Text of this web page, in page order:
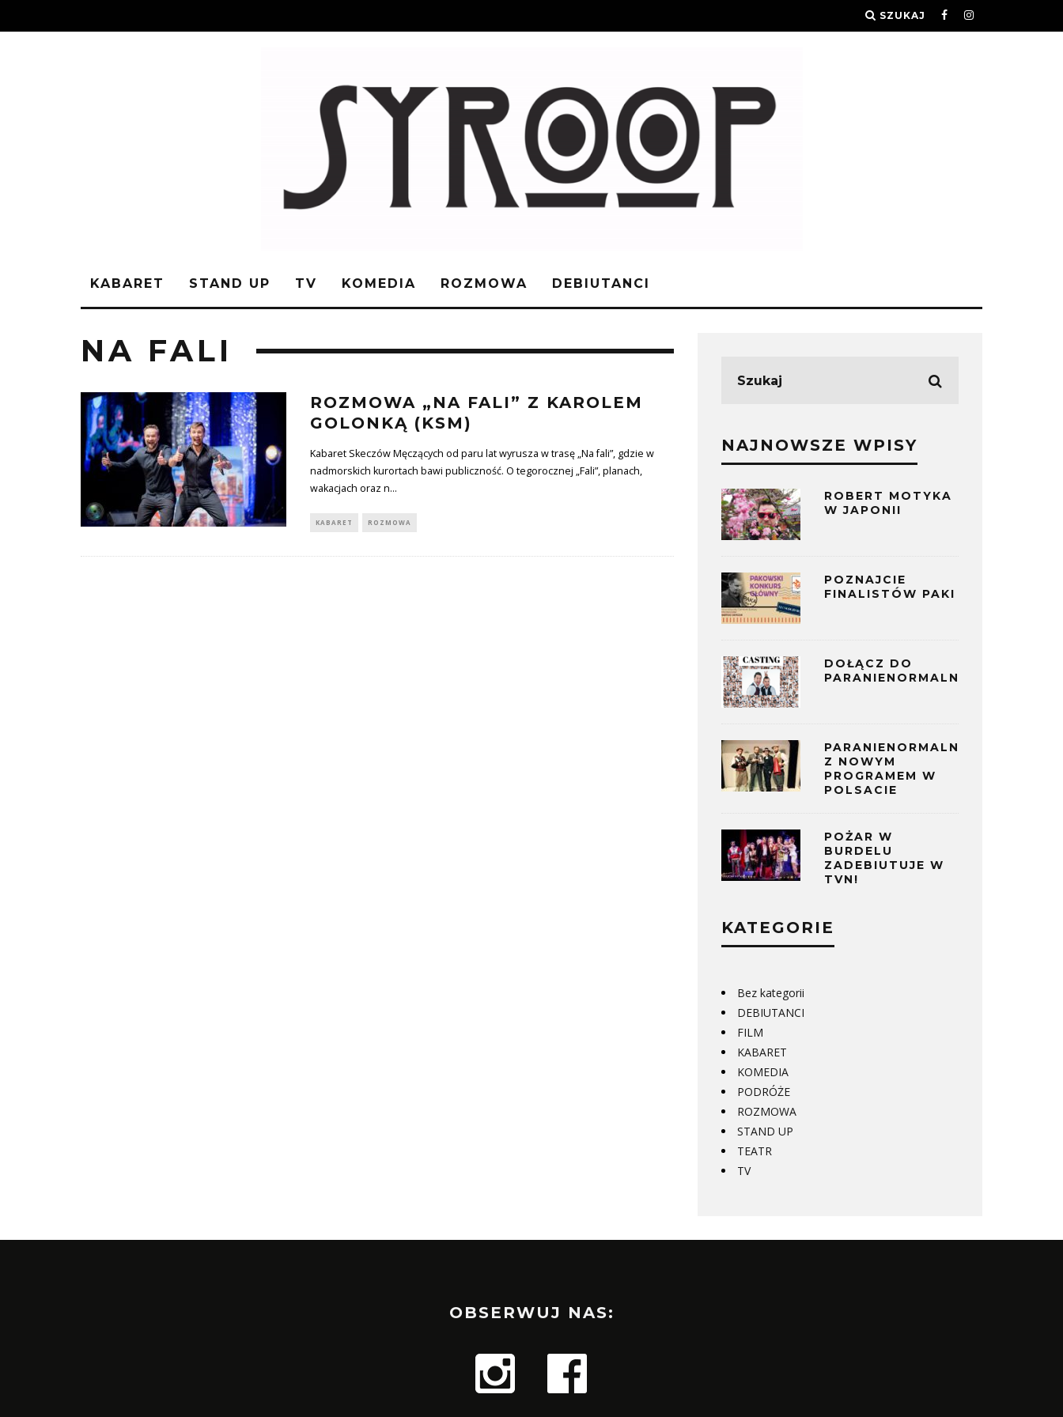
SZUKAJ
KABARET STAND UP TV KOMEDIA ROZMOWA DEBIUTANCI
NA FALI
ROZMOWA „NA FALI” Z KAROLEM
GOLONKĄ (KSM)
Kabaret Skeczów Męczących od paru lat wyrusza w trasę „Na fali”, gdzie w
nadmorskich kurortach bawi publiczność. O tegorocznej „Fali”, planach,
wakacjach oraz n...
KABARET ROZMOWA
NAJNOWSZE WPISY
ROBERT MOTYKA
W JAPONII
POZNAJCIE
FINALISTÓW PAKI
DOŁĄCZ DO
PARANIENORMALNYCH!
PARANIENORMALNI
Z NOWYM
PROGRAMEM W
POLSACIE
POŻAR W
BURDELU
ZADEBIUTUJE W
TVN!
KATEGORIE
Bez kategorii
DEBIUTANCI
FILM
KABARET
KOMEDIA
PODRÓŻE
ROZMOWA
STAND UP
TEATR
TV
OBSERWUJ NAS: